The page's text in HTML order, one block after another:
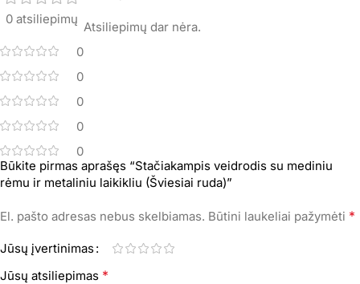
0 atsiliepimų
0
0
0
0
0
Atsiliepimų dar nėra.
Būkite pirmas aprašęs “Stačiakampis veidrodis su mediniu
rėmu ir metaliniu laikikliu (Šviesiai ruda)”
El. pašto adresas nebus skelbiamas. Būtini laukeliai pažymėti *
Jūsų įvertinimas
Jūsų atsiliepimas *